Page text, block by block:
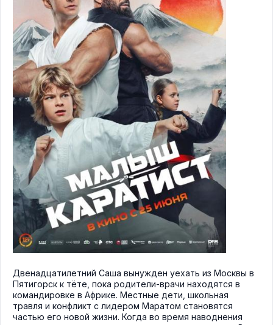
Двенадцатилетний Саша вынужден уехать из Москвы в
Пятигорск к тёте, пока родители-врачи находятся в
командировке в Африке. Местные дети, школьная
травля и конфликт с лидером Маратом становятся
частью его новой жизни. Когда во время наводнения